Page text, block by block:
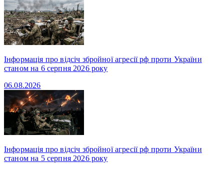
Інформація про відсіч збройної агресії рф проти України
станом на 6 серпня 2026 року
06.08.2026
Інформація про відсіч збройної агресії рф проти України
станом на 5 серпня 2026 року